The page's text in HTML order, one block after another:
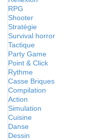
RPG
Shooter
Stratégie
Survival horror
Tactique
Party Game
Point & Click
Rythme
Casse Briques
Compilation
Action
Simulation
Cuisine
Danse
Dessin